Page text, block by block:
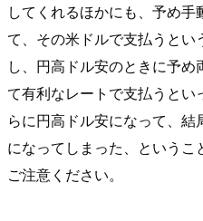
してくれるほかにも、予め
て、その米ドルで支払うと
し、円高ドル安のときに予
て有利なレートで支払うとい
らに円高ドル安になって、
になってしまった、という
ご注意ください。